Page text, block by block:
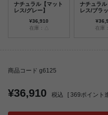
ナチュラル【マット
レス/グレー】
¥36,910
在庫：△
ナチュラル
レス/ブラッ
在庫
商品コード g6125
¥36,910 税込 [ 369ポイント